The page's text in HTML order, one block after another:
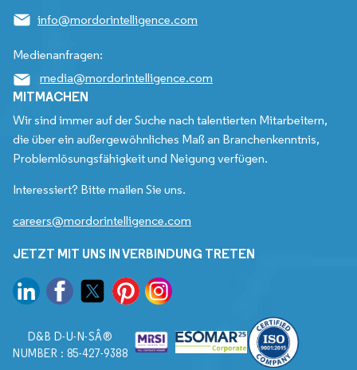
info@mordorintelligence.com
Medienanfragen:
media@mordorintelligence.com
MITMACHEN
Wir sind immer auf der Suche nach talentierten Mitarbeitern,
die über ein außergewöhnliches Maß an Branchenkenntnis,
Problemlösungsfähigkeit und Neigung verfügen.
Interessiert? Bitte mailen Sie uns.
careers@mordorintelligence.com
JETZT MIT UNS IN VERBINDUNG TRETEN
D&B D-U-N-SÂ®
NUMBER : 85-427-9388